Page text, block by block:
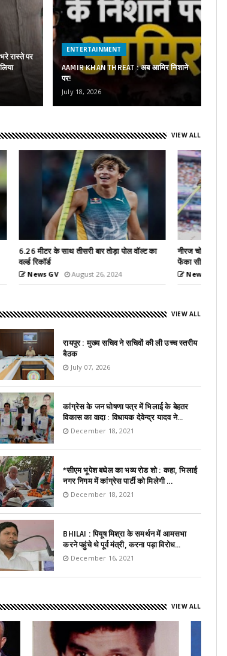
रास्ते पर
ENTERTAINMENT
AAMIR KHAN THREAT : अब आमिर निशाने
पर!
July 18, 2026
VIEW ALL
वॉल्ट का
नीरज चोपड़ा ने ओलंपिक्स के बाद तोड़ दिया रिकॉर्ड,
News GV August 24, 2024
VIEW ALL
रायपुर : मुख्य सचिव ने सचिवों की ली उच्च स्तरीय
बैठक
July 07, 2026
कांग्रेस के जन घोषणा पत्र में भिलाई के बेहतर
विकास का वादा : विधायक देवेन्द्र यादव ने...
December 18, 2021
*सीएम भूपेश बघेल का भव्य रोड शो : कहा, भिलाई
नगर निगम में कांग्रेस पार्टी को मिलेगी ...
December 18, 2021
BHILAI : पियूष मिश्रा के समर्थन में आमसभा
करने पहुंचे थे पूर्व मंत्री, करना पड़ा विरोध...
December 16, 2021
VIEW ALL